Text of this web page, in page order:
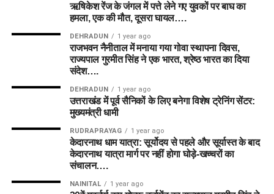
ऋषिकेश रेंज के जंगल में पत्ते लेने गए युवकों पर बाघ का
हमला, एक की मौत, दूसरा घायल….
DEHRADUN 1 year ago
राजभवन नैनीताल में मनाया गया गोवा स्थापना दिवस,
राज्यपाल गुरमीत सिंह ने एक भारत, श्रेष्ठ भारत का दिया
संदेश….
DEHRADUN 1 year ago
उत्तराखंड में पूर्व सैनिकों के लिए बनेगा विशेष ट्रेनिंग सेंटर:
मुख्यमंत्री धामी
RUDRAPRAYAG 1 year ago
केदारनाथ धाम यात्रा: सूर्योदय से पहले और सूर्यास्त के बाद
केदारनाथ यात्रा मार्ग पर नहीं होगा घोड़े-खच्चरों का
संचालन….
NAINITAL 1 year ago